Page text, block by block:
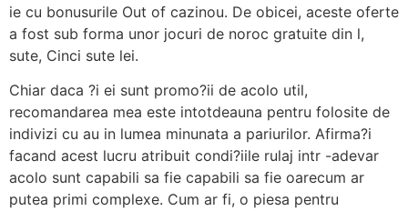
ie cu bonusurile Out of cazinou. De obicei, aceste oferte
a fost sub forma unor jocuri de noroc gratuite din l,
sute, Cinci sute lei.
Chiar daca ?i ei sunt promo?ii de acolo util,
recomandarea mea este intotdeauna pentru folosite de
indivizi cu au in lumea minunata a pariurilor. Afirma?i
facand acest lucru atribuit condi?iile rulaj intr -adevar
acolo sunt capabili sa fie capabili sa fie oarecum ar
putea primi complexe. Cum ar fi, o piesa pentru